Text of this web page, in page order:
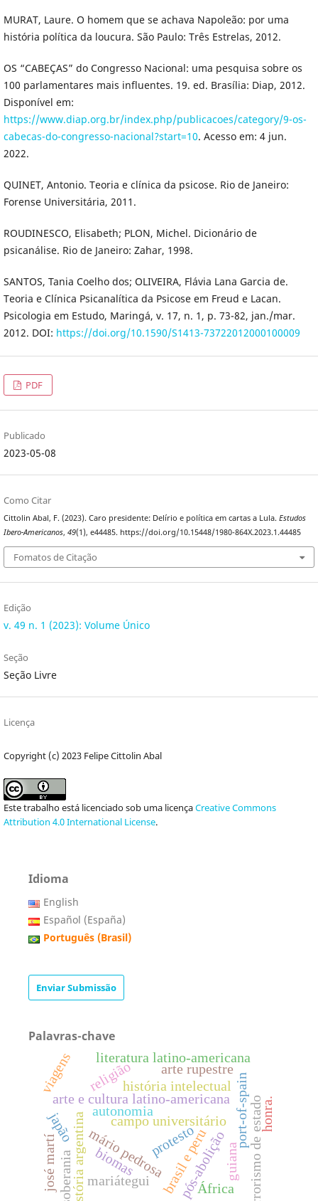
MURAT, Laure. O homem que se achava Napoleão: por uma
história política da loucura. São Paulo: Três Estrelas, 2012.
OS “CABEÇAS” do Congresso Nacional: uma pesquisa sobre os
100 parlamentares mais influentes. 19. ed. Brasília: Diap, 2012.
Disponível em:
https://www.diap.org.br/index.php/publicacoes/category/9-os-
cabecas-do-congresso-nacional?start=10. Acesso em: 4 jun.
2022.
QUINET, Antonio. Teoria e clínica da psicose. Rio de Janeiro:
Forense Universitária, 2011.
ROUDINESCO, Elisabeth; PLON, Michel. Dicionário de
psicanálise. Rio de Janeiro: Zahar, 1998.
SANTOS, Tania Coelho dos; OLIVEIRA, Flávia Lana Garcia de.
Teoria e Clínica Psicanalítica da Psicose em Freud e Lacan.
Psicologia em Estudo, Maringá, v. 17, n. 1, p. 73-82, jan./mar.
2012. DOI: https://doi.org/10.1590/S1413-73722012000100009
PDF
Publicado
2023-05-08
Como Citar
Cittolin Abal, F. (2023). Caro presidente: Delírio e política em cartas a Lula. Estudos
Ibero-Americanos, 49(1), e44485. https://doi.org/10.15448/1980-864X.2023.1.44485
Fomatos de Citação
Edição
v. 49 n. 1 (2023): Volume Único
Seção
Seção Livre
Licença
Copyright (c) 2023 Felipe Cittolin Abal
Este trabalho está licenciado sob uma licençaCreative Commons
Attribution 4.0 International License.
Idioma
English
Español (España)
Português (Brasil)
Enviar Submissão
Palavras-chave
protesto
campo universitário
arte e cultura latino-americana
brasil e peru
mário pedrosa
mariátegui
port-of-spain
pós-abolição
história intelectual
história argentina
religião
viagens
japão errorismo de estado
guiana
autonomia honra.
literatura latino-americana
biomas
josé martísoberania
arte rupestre
África